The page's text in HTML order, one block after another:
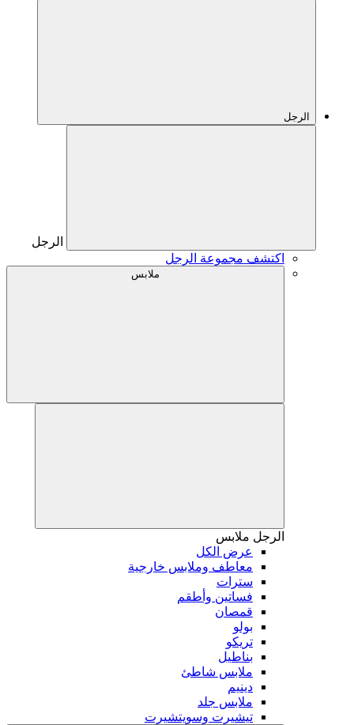
الرجل
الرجل
اكتشف مجموعة الرجل
ملابس
الرجل ملابس
عرض الكل
معاطف وملابس خارجية
سترات
فساتين وأطقم
قمصان
بولو
تريكو
بناطيل
ملابس شاطئ
دينيم
ملابس جلد
تيشيرت وسويتشيرت